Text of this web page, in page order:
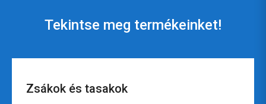
Tekintse meg termékeinket!
Zsákok és tasakok